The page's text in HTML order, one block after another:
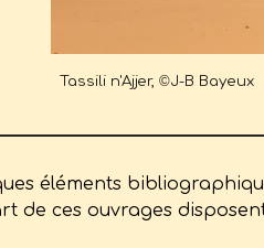
Tassili n'Ajjer, ©J-B Bayeux
éléments
de ces ouvrages